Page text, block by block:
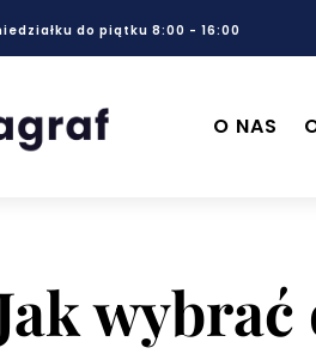
do piątku 8:00 - 16:00
O NAS